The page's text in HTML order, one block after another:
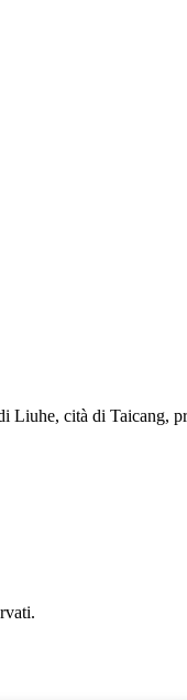
Liuhe, cità di Taicang,